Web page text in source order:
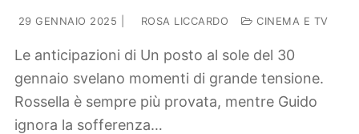
29 GENNAIO 2025 ROSA LICCARDO CINEMA E TV
Le anticipazioni di Un posto al sole del 30
gennaio svelano momenti di grande tensione.
Rossella è sempre più provata, mentre Guido
ignora la sofferenza…